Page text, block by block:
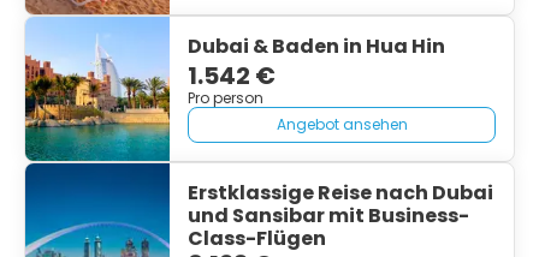
Dubai & Baden in Hua Hin
1.542 €
Pro person
Angebot ansehen
Erstklassige Reise nach Dubai
und Sansibar mit Business-
Class-Flügen